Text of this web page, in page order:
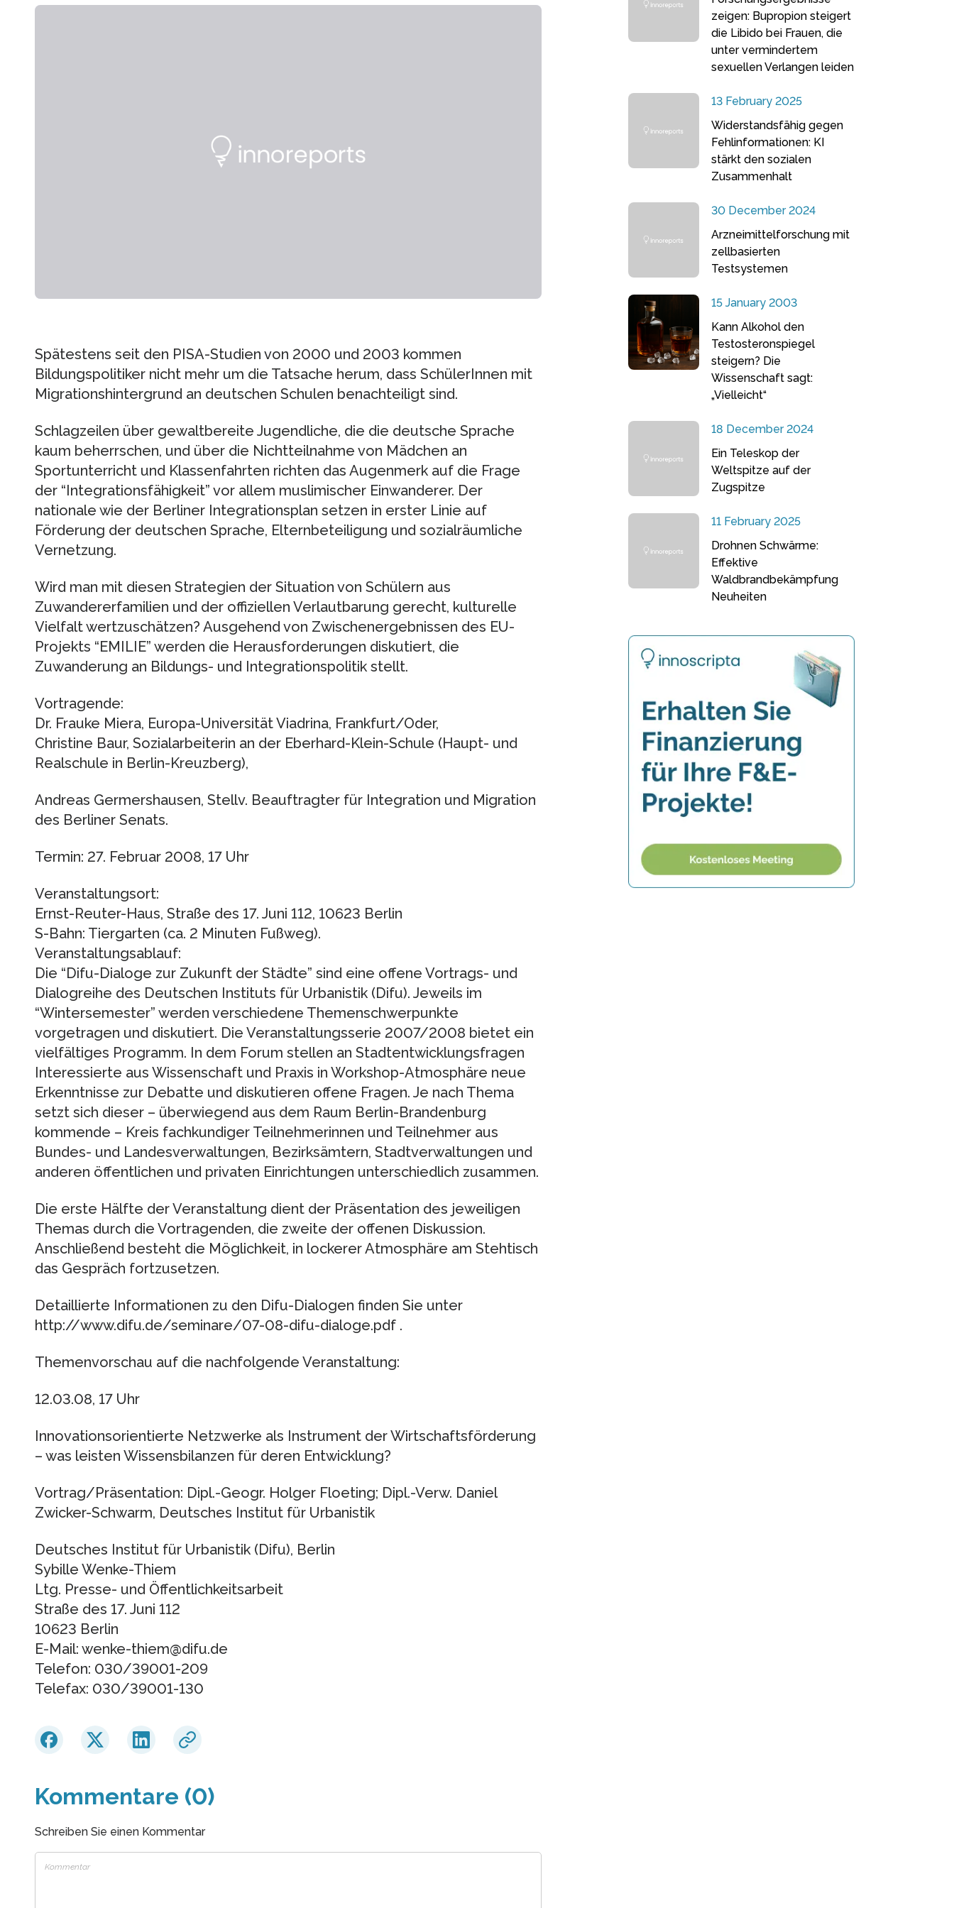
Spätestens seit den PISA-Studien von 2000 und 2003 kommen
Bildungspolitiker nicht mehr um die Tatsache herum, dass SchülerInnen mit
Migrationshintergrund an deutschen Schulen benachteiligt sind.
Schlagzeilen über gewaltbereite Jugendliche, die die deutsche Sprache
kaum beherrschen, und über die Nichtteilnahme von Mädchen an
Sportunterricht und Klassenfahrten richten das Augenmerk auf die Frage
der “Integrationsfähigkeit” vor allem muslimischer Einwanderer. Der
nationale wie der Berliner Integrationsplan setzen in erster Linie auf
Förderung der deutschen Sprache, Elternbeteiligung und sozialräumliche
Vernetzung.
Wird man mit diesen Strategien der Situation von Schülern aus
Zuwandererfamilien und der offiziellen Verlautbarung gerecht, kulturelle
Vielfalt wertzuschätzen? Ausgehend von Zwischenergebnissen des EU-
Projekts “EMILIE” werden die Herausforderungen diskutiert, die
Zuwanderung an Bildungs- und Integrationspolitik stellt.
Vortragende:
Dr. Frauke Miera, Europa-Universität Viadrina, Frankfurt/Oder,
Christine Baur, Sozialarbeiterin an der Eberhard-Klein-Schule (Haupt- und
Realschule in Berlin-Kreuzberg),
Andreas Germershausen, Stellv. Beauftragter für Integration und Migration
des Berliner Senats.
Termin: 27. Februar 2008, 17 Uhr
Veranstaltungsort:
Ernst-Reuter-Haus, Straße des 17. Juni 112, 10623 Berlin
S-Bahn: Tiergarten (ca. 2 Minuten Fußweg).
Veranstaltungsablauf:
Die “Difu-Dialoge zur Zukunft der Städte” sind eine offene Vortrags- und
Dialogreihe des Deutschen Instituts für Urbanistik (Difu). Jeweils im
“Wintersemester” werden verschiedene Themenschwerpunkte
vorgetragen und diskutiert. Die Veranstaltungsserie 2007/2008 bietet ein
vielfältiges Programm. In dem Forum stellen an Stadtentwicklungsfragen
Interessierte aus Wissenschaft und Praxis in Workshop-Atmosphäre neue
Erkenntnisse zur Debatte und diskutieren offene Fragen. Je nach Thema
setzt sich dieser – überwiegend aus dem Raum Berlin-Brandenburg
kommende – Kreis fachkundiger Teilnehmerinnen und Teilnehmer aus
Bundes- und Landesverwaltungen, Bezirksämtern, Stadtverwaltungen und
anderen öffentlichen und privaten Einrichtungen unterschiedlich zusammen.
Die erste Hälfte der Veranstaltung dient der Präsentation des jeweiligen
Themas durch die Vortragenden, die zweite der offenen Diskussion.
Anschließend besteht die Möglichkeit, in lockerer Atmosphäre am Stehtisch
das Gespräch fortzusetzen.
Detaillierte Informationen zu den Difu-Dialogen finden Sie unter
http://www.difu.de/seminare/07-08-difu-dialoge.pdf .
Themenvorschau auf die nachfolgende Veranstaltung:
12.03.08, 17 Uhr
Innovationsorientierte Netzwerke als Instrument der Wirtschaftsförderung
– was leisten Wissensbilanzen für deren Entwicklung?
Vortrag/Präsentation: Dipl.-Geogr. Holger Floeting; Dipl.-Verw. Daniel
Zwicker-Schwarm, Deutsches Institut für Urbanistik
Deutsches Institut für Urbanistik (Difu), Berlin
Sybille Wenke-Thiem
Ltg. Presse- und Öffentlichkeitsarbeit
Straße des 17. Juni 112
10623 Berlin
E-Mail: wenke-thiem@difu.de
Telefon: 030/39001-209
Telefax: 030/39001-130
Kommentare (0)
Schreiben Sie einen Kommentar
zeigen: Bupropion steigert
die Libido bei Frauen, die
unter vermindertem
sexuellen Verlangen leiden
13 February 2025
Widerstandsfähig gegen
Fehlinformationen: KI
stärkt den sozialen
Zusammenhalt
30 December 2024
Arzneimittelforschung mit
zellbasierten
Testsystemen
15 January 2003
Kann Alkohol den
Testosteronspiegel
steigern? Die
Wissenschaft sagt:
„Vielleicht“
18 December 2024
Ein Teleskop der
Weltspitze auf der
Zugspitze
11 February 2025
Drohnen Schwärme:
Effektive
Waldbrandbekämpfung
Neuheiten